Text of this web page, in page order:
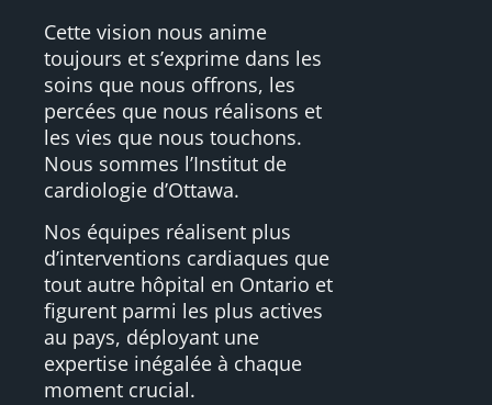
Cette vision nous anime
toujours et s’exprime dans les
soins que nous offrons, les
percées que nous réalisons et
les vies que nous touchons.
Nous sommes l’Institut de
cardiologie d’Ottawa.
Nos équipes réalisent plus
d’interventions cardiaques que
tout autre hôpital en Ontario et
figurent parmi les plus actives
au pays, déployant une
expertise inégalée à chaque
moment crucial.